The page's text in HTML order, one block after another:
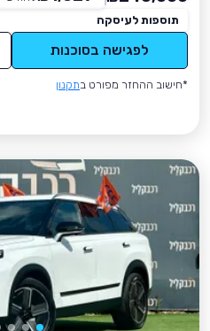
תוספות לעיסקה
לפגישה בסוכנות
*חישוב ההחזר מפורט בתקנון